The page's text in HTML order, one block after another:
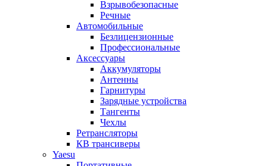
Взрывобезопасные
Речные
Автомобильные
Безлицензионные
Профессиональные
Аксессуары
Аккумуляторы
Антенны
Гарнитуры
Зарядные устройства
Тангенты
Чехлы
Ретрансляторы
КВ трансиверы
Yaesu